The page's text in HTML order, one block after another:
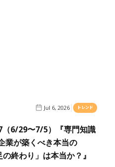
Jul 6, 2026 トレンド
6/29〜7/5）『専門知識
業が築くべき本当の
終わり」は本当か？』